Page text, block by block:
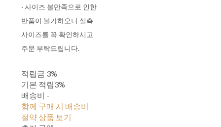
· 사이즈 불만족으로 인한
반품이 불가하오니 실측
사이즈를 꼭 확인하시고
주문 부탁드립니다.
적립금 3%
기본 적립3%
배송비 -
함께 구매 시 배송비
절약 상품 보기